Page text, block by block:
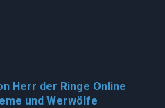
Herr der Ringe Online
und Werwölfe